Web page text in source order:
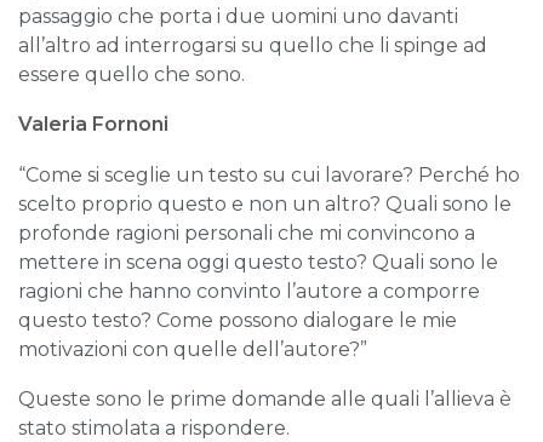
passaggio che porta i due uomini uno davanti
all’altro ad interrogarsi su quello che li spinge ad
essere quello che sono.
Valeria Fornoni
“Come si sceglie un testo su cui lavorare? Perché ho
scelto proprio questo e non un altro? Quali sono le
profonde ragioni personali che mi convincono a
mettere in scena oggi questo testo? Quali sono le
ragioni che hanno convinto l’autore a comporre
questo testo? Come possono dialogare le mie
motivazioni con quelle dell’autore?”
Queste sono le prime domande alle quali l’allieva è
stato stimolata a rispondere.